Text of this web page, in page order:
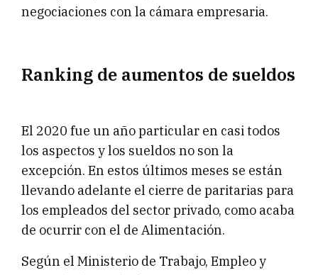
negociaciones con la cámara empresaria.
Ranking de aumentos de sueldos
El 2020 fue un año particular en casi todos
los aspectos y los sueldos no son la
excepción. En estos últimos meses se están
llevando adelante el cierre de paritarias para
los empleados del sector privado, como acaba
de ocurrir con el de Alimentación.
Según el Ministerio de Trabajo, Empleo y